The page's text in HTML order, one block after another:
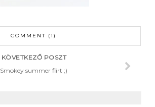
COMMENT (1)
KÖVETKEZŐ POSZT
Smokey summer flirt ;)